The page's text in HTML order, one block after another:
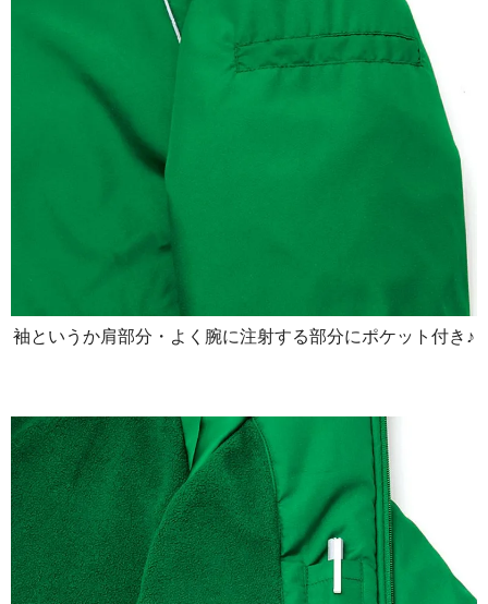
袖というか肩部分・よく腕に注射する部分にポケット付き♪